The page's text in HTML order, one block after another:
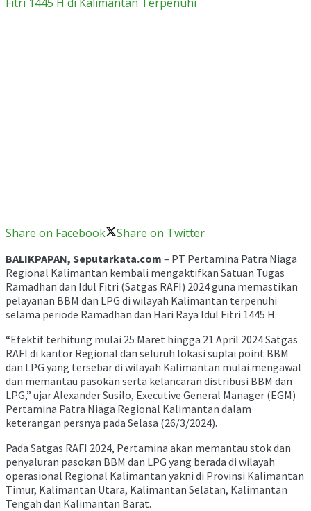
Share on Facebook Share on Twitter
BALIKPAPAN, Seputarkata.com – PT Pertamina Patra Niaga
Regional Kalimantan kembali mengaktifkan Satuan Tugas
Ramadhan dan Idul Fitri (Satgas RAFI) 2024 guna memastikan
pelayanan BBM dan LPG di wilayah Kalimantan terpenuhi
selama periode Ramadhan dan Hari Raya Idul Fitri 1445 H.
“Efektif terhitung mulai 25 Maret hingga 21 April 2024 Satgas
RAFI di kantor Regional dan seluruh lokasi suplai point BBM
dan LPG yang tersebar di wilayah Kalimantan mulai mengawal
dan memantau pasokan serta kelancaran distribusi BBM dan
LPG,” ujar Alexander Susilo, Executive General Manager (EGM)
Pertamina Patra Niaga Regional Kalimantan dalam
keterangan persnya pada Selasa (26/3/2024).
Pada Satgas RAFI 2024, Pertamina akan memantau stok dan
penyaluran pasokan BBM dan LPG yang berada di wilayah
operasional Regional Kalimantan yakni di Provinsi Kalimantan
Timur, Kalimantan Utara, Kalimantan Selatan, Kalimantan
Tengah dan Kalimantan Barat.